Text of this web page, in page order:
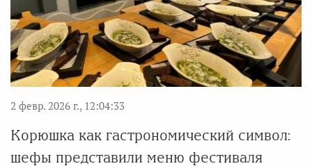
2 февр. 2026 г., 12:04:33
Корюшка как гастрономический символ:
шефы представили меню фестиваля